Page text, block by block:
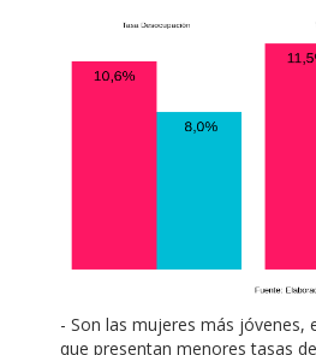
- Son las mujeres más jóvenes,
que presentan menores tasas